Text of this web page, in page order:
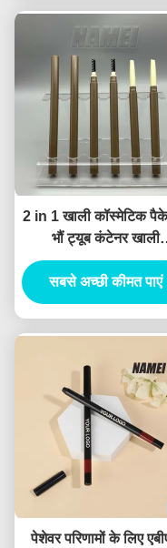
2 in 1 खाली कॉस्मेटिक
भौं ट्यूब कंटेनर खाली
Eyeliner ट्यूब कंटेनर
सबसे अच्छी कीमत पाएं
पेशेवर परिणामों के लिए